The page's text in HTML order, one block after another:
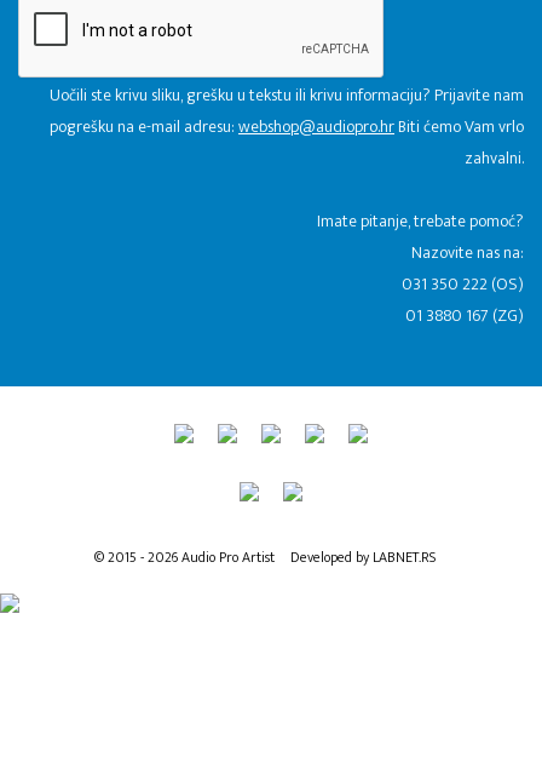
Uočili ste krivu sliku, grešku u tekstu ili krivu informaciju? Prijavite nam
pogrešku na e-mail adresu:webshop@audiopro.hrBiti ćemo Vam vrlo
zahvalni.
​Imate pitanje, trebate pomoć?
Nazovite nas na:
031 350 222 (OS)
01 3880 167 (ZG)
© 2015 - 2026 Audio Pro Artist Developed by LABNET.RS